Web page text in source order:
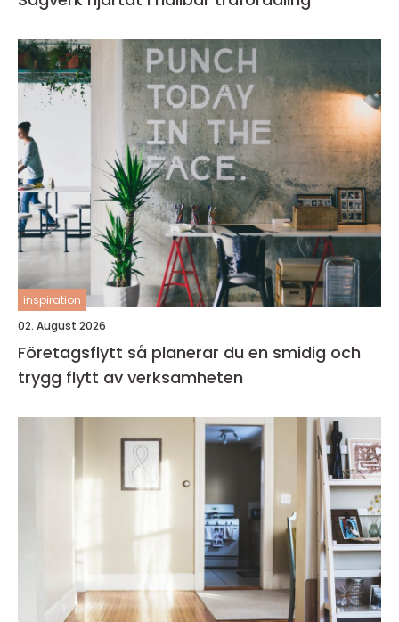
inspiration
02. August 2026
Företagsflytt så planerar du en smidig och
trygg flytt av verksamheten